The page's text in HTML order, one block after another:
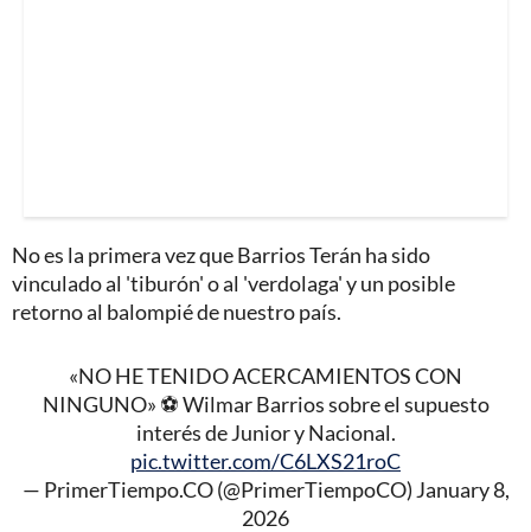
No es la primera vez que Barrios Terán ha sido
vinculado al 'tiburón' o al 'verdolaga' y un posible
retorno al balompié de nuestro país.
«NO HE TENIDO ACERCAMIENTOS CON
NINGUNO» ⚽️ Wilmar Barrios sobre el supuesto
interés de Junior y Nacional.
pic.twitter.com/C6LXS21roC
— PrimerTiempo.CO (@PrimerTiempoCO) January 8,
2026